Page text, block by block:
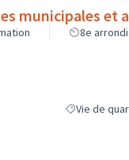
municipales et
8e
Filtrer les
Vie de